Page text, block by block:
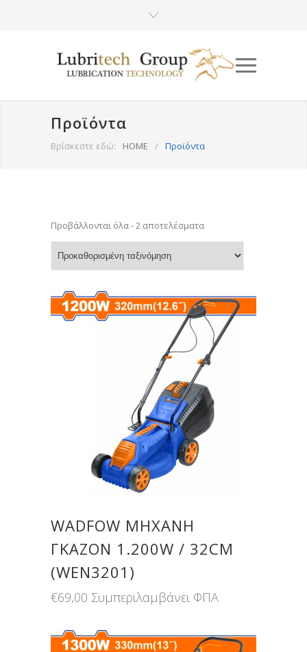
Προϊόντα
Βρίσκεστε εδώ: HOME / Προϊόντα
Προβάλλονται όλα - 2 αποτελέσματα
WADFOW ΜΗΧΑΝΗ
ΓΚΑΖΟΝ 1.200W / 32CM
(WEN3201)
€69,00 Συμπεριλαμβάνει ΦΠΑ